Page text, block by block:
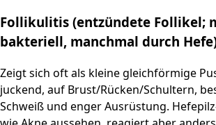
Follikulitis (entzündete Follikel;
bakteriell, manchmal durch
Zeigt sich oft als kleine gleichförmige
juckend, auf Brust/Rücken/Schultern,
Schweiß und enger Ausrüstung.